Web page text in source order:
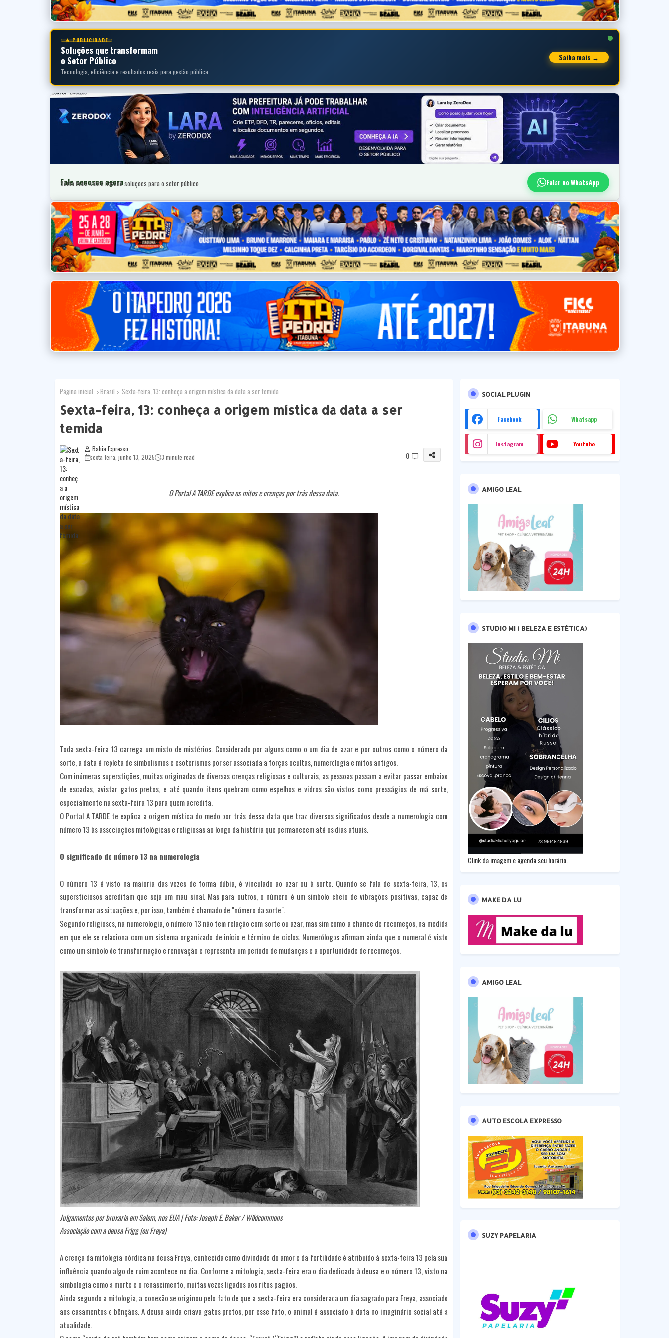
★ PUBLICIDADE
Soluções que transformam
o Setor Público
Tecnologia, eficiência e resultados reais para gestão pública
Saiba mais →
Fale conosco agora
Saiba mais sobre nossas soluções para o setor público Falar no WhatsApp
Página inicial Brasil Sexta-feira, 13: conheça a origem mística da data a ser temida
Sexta-feira, 13: conheça a origem mística da data a ser
temida
Bahia Expresso
sexta-feira, junho 13, 2025
3 minute read 0
O Portal A TARDE explica os mitos e crenças por trás dessa data.
Toda sexta-feira 13 carrega um misto de mistérios. Considerado por alguns como o um dia de azar e por outros como o número da
sorte, a data é repleta de simbolismos e esoterismos por ser associada a forças ocultas, numerologia e mitos antigos.
Com inúmeras superstições, muitas originadas de diversas crenças religiosas e culturais, as pessoas passam a evitar passar embaixo
de escadas, avistar gatos pretos, e até quando itens quebram como espelhos e vidros são vistos como presságios de má sorte,
especialmente na sexta-feira 13 para quem acredita.
O Portal A TARDE te explica a origem mística do medo por trás dessa data que traz diversos significados desde a numerologia com
número 13 às associações mitológicas e religiosas ao longo da história que permanecem até os dias atuais.
O significado do número 13 na numerologia
O número 13 é visto na maioria das vezes de forma dúbia, é vinculado ao azar ou à sorte. Quando se fala de sexta-feira, 13, os
supersticiosos acreditam que seja um mau sinal. Mas para outros, o número é um símbolo cheio de vibrações positivas, capaz de
transformar as situações e, por isso, também é chamado de "número da sorte".
Segundo religiosos, na numerologia, o número 13 não tem relação com sorte ou azar, mas sim como a chance de recomeços, na medida
em que ele se relaciona com um sistema organizado de início e término de ciclos. Numerólogos afirmam ainda que o numeral é visto
como um símbolo de transformação e renovação e representa um período de mudanças e a oportunidade de recomeços.
Julgamentos por bruxaria em Salem, nos EUA | Foto: Joseph E. Baker / Wikicommons
Associação com a deusa Frigg (ou Freya)
A crença da mitologia nórdica na deusa Freya, conhecida como divindade do amor e da fertilidade é atribuído à sexta-feira 13 pela sua
influência quando algo de ruim acontece no dia. Conforme a mitologia, sexta-feira era o dia dedicado à deusa e o número 13, visto na
simbologia como a morte e o renascimento, muitas vezes ligados aos ritos pagãos.
Ainda segundo a mitologia, a conexão se originou pelo fato de que a sexta-feira era considerada um dia sagrado para Freya, associado
aos casamentos e bênçãos. A deusa ainda criava gatos pretos, por esse fato, o animal é associado à data no imaginário social até a
atualidade.
SOCIAL PLUGIN
Facebook Whatsapp
Instagram Youtube
AMIGO LEAL
STUDIO MI ( BELEZA E ESTÉTICA)
Clink da imagem e agenda seu horário.
MAKE DA LU
AMIGO LEAL
AUTO ESCOLA EXPRESSO
SUZY PAPELARIA